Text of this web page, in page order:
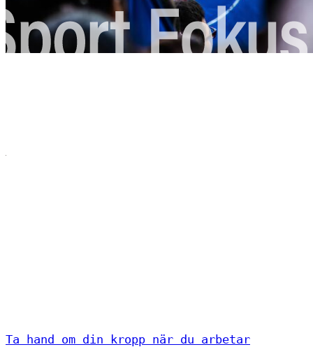
Ta hand om din kropp när du arbetar